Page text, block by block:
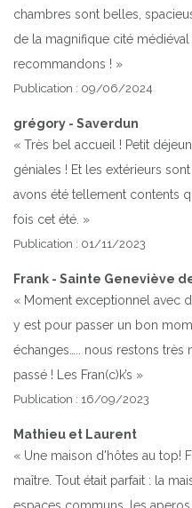
chambres sont belles,
de la magnifique cité
recommandons ! »
Publication : 09/06/2024
grégory - Saverdun
« Très bel accueil ! Petit
géniales ! Et les extérieurs
avons été tellement contents
fois cet été. »
Publication : 01/11/2023
Frank - Sainte Geneviève
« Moment exceptionnel avec
y est pour passer un bon
échanges….. nous restons
passé ! Les Fran(c)k’s »
Publication : 16/09/2023
Mathieu et Laurent
« Une maison d'hôtes au top!
maître. Tout était parfait : la